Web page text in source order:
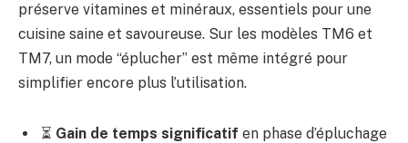
préserve vitamines et minéraux, essentiels pour une
cuisine saine et savoureuse. Sur les modèles TM6 et
TM7, un mode “éplucher” est même intégré pour
simplifier encore plus l’utilisation.
⏳ Gain de temps significatif en phase d’épluchage